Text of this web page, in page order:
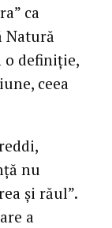
ca
Natură
o definiţie,
ceea
nu
şi răul”.
a